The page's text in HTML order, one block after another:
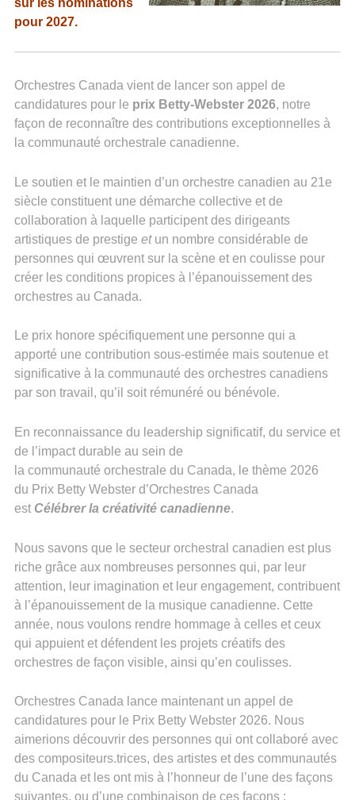
pour 2027.
Orchestres Canada vient de lancer son appel de
candidatures pour le prix Betty-Webster 2026, notre
façon de reconnaître des contributions exceptionnelles à
la communauté orchestrale canadienne.
Le soutien et le maintien d’un orchestre canadien au 21e
siècle constituent une démarche collective et de
collaboration à laquelle participent des dirigeants
artistiques de prestige et un nombre considérable de
personnes qui œuvrent sur la scène et en coulisse pour
créer les conditions propices à l’épanouissement des
orchestres au Canada.
Le prix honore spécifiquement une personne qui a
apporté une contribution sous-estimée mais soutenue et
significative à la communauté des orchestres canadiens
par son travail, qu’il soit rémunéré ou bénévole.
En reconnaissance du leadership significatif, du service et
de l’impact durable au sein de
la communauté orchestrale du Canada, le thème 2026
du Prix Betty Webster d’Orchestres Canada
est Célébrer la créativité canadienne.
Nous savons que le secteur orchestral canadien est plus
riche grâce aux nombreuses personnes qui, par leur
attention, leur imagination et leur engagement, contribuent
à l’épanouissement de la musique canadienne. Cette
année, nous voulons rendre hommage à celles et ceux
qui appuient et défendent les projets créatifs des
orchestres de façon visible, ainsi qu’en coulisses.
Orchestres Canada lance maintenant un appel de
candidatures pour le Prix Betty Webster 2026. Nous
aimerions découvrir des personnes qui ont collaboré avec
des compositeurs.trices, des artistes et des communautés
du Canada et les ont mis à l’honneur de l’une des façons
suivantes, ou d’une combinaison de ces façons :